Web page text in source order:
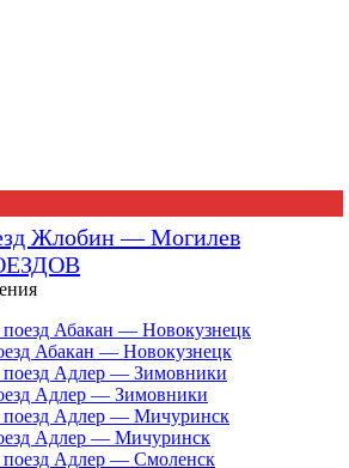
Жлобин — Могилев
Абакан — Новокузнецк
Адлер — Зимовники
Адлер — Мичуринск